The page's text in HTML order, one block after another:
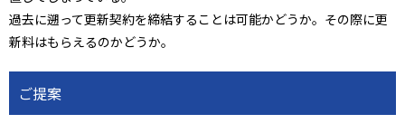
過去に遡って更新契約を締結することは可能かどうか。その際に更
新料はもらえるのかどうか。
ご提案